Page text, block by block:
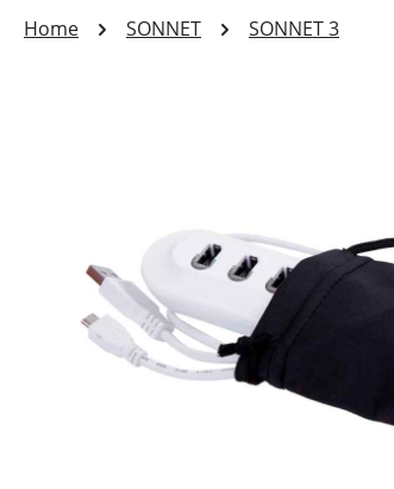
Home SONNET SONNET 3